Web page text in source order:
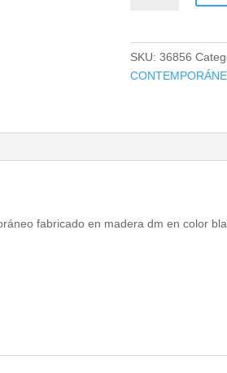
SKU:36856
fabricado en madera dm en color